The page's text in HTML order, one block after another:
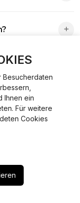
Besucherdaten
Ihnen ein
Für weitere
Cookies
weitergeleitet.
anmelden,
Dateneingabe,
Besuch der
Reisepass,
TÜV-Bericht.